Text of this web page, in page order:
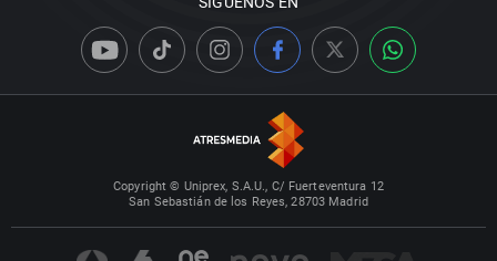
Copyright © Uniprex, S.A.U., C/ Fuerteventura 12
San Sebastián de los Reyes, 28703 Madrid